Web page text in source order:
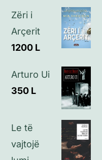
Politikat e privatësisë
Zëri i
Arçerit
1200 L
Arturo Ui
350 L
Le të
vajtojë